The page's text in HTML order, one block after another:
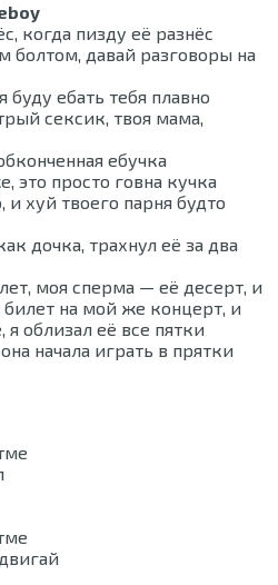
когда пизду её разнёс
давай разговоры на
буду ебать тебя плавно
сексик, твоя мама,
ебучка
это просто говна кучка
и хуй твоего парня будто
дочка, трахнул её за два
моя сперма — её десерт, и
билет на мой же концерт, и
я облизал её все пятки
начала играть в прятки